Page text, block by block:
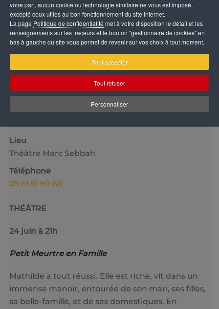
votre part, aucun cookie ou technologie similaire ne vous est imposé,
excepté ceux utiles au bon fonctionnement du site internet.
La page Politique de confidentialité met à votre disposition le détail et les
renseignements sur les traceurs et le bouton "gestionnaire de cookies" en
bas à gauche du site vous permet de revenir sur vos choix à tout moment.
Tout accepter
Tout refuser
Personnaliser
Vie culturelle
Date
Lieu
Théâtre Marc Sebbah
Téléphone
05 61 51 90 60
THÉÂTRE
24 juin à 21h
Petit Meurtre en Famille
Mathilde a tout réussi. Elle est riche, vit dans un
immense manoir, entourée de son mari, ses filles,
sa belle-famille, et de ses domestiques. En